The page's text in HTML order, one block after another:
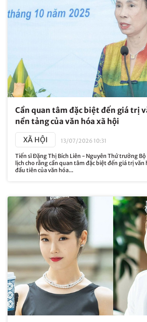
Cần quan tâm đặc biệt đến giá trị
nền tảng của văn hóa xã hội
XÃ HỘI 13/07/2026 10:31
Tiến sĩ Đặng Thị Bích Liên - Nguyên Thứ trưởng Bộ
lịch cho rằng cần quan tâm đặc biệt đến giá trị
đầu tiên của văn hóa...